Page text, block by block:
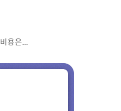
용은...